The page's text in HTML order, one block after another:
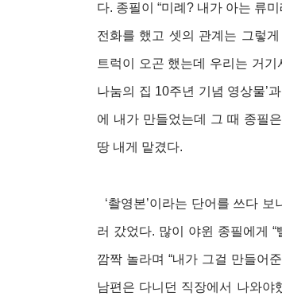
다. 종필이 “미례? 내가 아는 류
전화를 했고 셋의 관계는 그렇
트럭이 오곤 했는데 우리는 거
나눔의 집 10주년 기념 영상물’
에 내가 만들었는데 그 때 종필
땅 내게 맡겼다.
‘촬영본’이라는 단어를 쓰다
러 갔었다. 많이 야윈 종필에게
깜짝 놀라며 “내가 그걸 만들어
남편은 다니던 직장에서 나와야